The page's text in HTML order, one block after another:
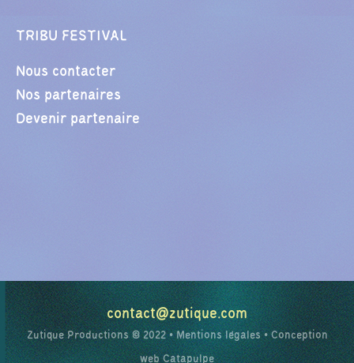
TRIBU FESTIVAL
Nous contacter
Nos partenaires
Devenir partenaire
contact@zutique.com
Zutique Productions © 2022 •Mentions légales• Conception
web Catapulpe